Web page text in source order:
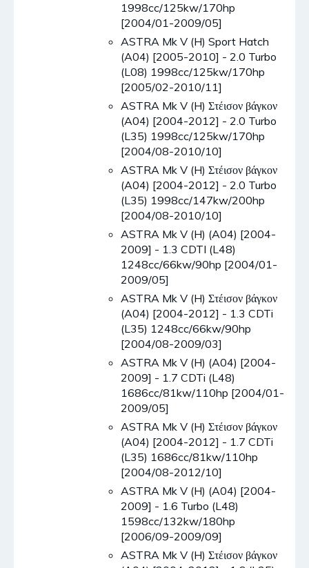
1998cc/125kw/170hp
[2004/01-2009/05]
ASTRA Mk V (H) Sport Hatch
(A04) [2005-2010] - 2.0 Turbo
(L08) 1998cc/125kw/170hp
[2005/02-2010/11]
ASTRA Mk V (H) Στέισον βάγκον
(A04) [2004-2012] - 2.0 Turbo
(L35) 1998cc/125kw/170hp
[2004/08-2010/10]
ASTRA Mk V (H) Στέισον βάγκον
(A04) [2004-2012] - 2.0 Turbo
(L35) 1998cc/147kw/200hp
[2004/08-2010/10]
ASTRA Mk V (H) (A04) [2004-
2009] - 1.3 CDTI (L48)
1248cc/66kw/90hp [2004/01-
2009/05]
ASTRA Mk V (H) Στέισον βάγκον
(A04) [2004-2012] - 1.3 CDTi
(L35) 1248cc/66kw/90hp
[2004/08-2009/03]
ASTRA Mk V (H) (A04) [2004-
2009] - 1.7 CDTi (L48)
1686cc/81kw/110hp [2004/01-
2009/05]
ASTRA Mk V (H) Στέισον βάγκον
(A04) [2004-2012] - 1.7 CDTi
(L35) 1686cc/81kw/110hp
[2004/08-2012/10]
ASTRA Mk V (H) (A04) [2004-
2009] - 1.6 Turbo (L48)
1598cc/132kw/180hp
[2006/09-2009/09]
ASTRA Mk V (H) Στέισον βάγκον